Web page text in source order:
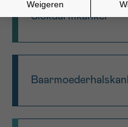
Slokdarmkanker